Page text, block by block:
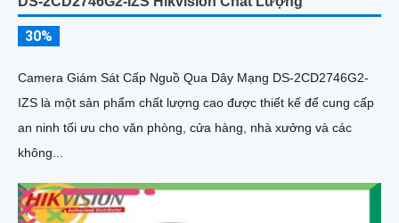
30%
Camera Giám Sát Cấp Nguồ Qua Dây Mạng DS-2CD2746G2-
IZS là một sản phẩm chất lượng cao được thiết kế để cung cấp
an ninh tối ưu cho văn phòng, cửa hàng, nhà xưởng và các
không...